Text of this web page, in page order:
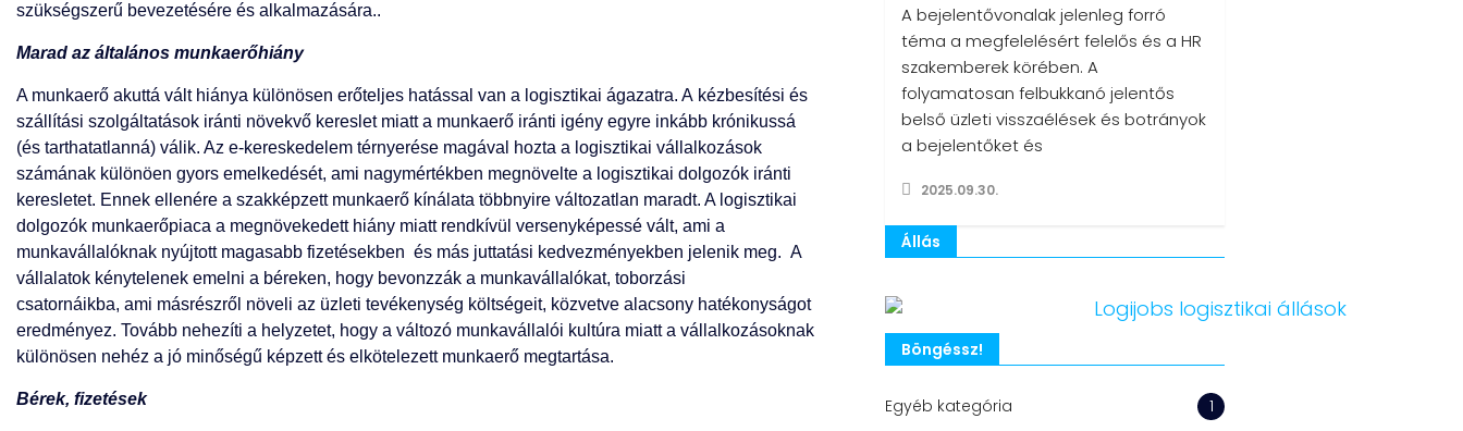
szükségszerű bevezetésére és alkalmazására..
Marad az általános munkaerőhiány
A munkaerő akuttá vált hiánya különösen erőteljes hatással van a logisztikai ágazatra. A kézbesítési és
szállítási szolgáltatások iránti növekvő kereslet miatt a munkaerő iránti igény egyre inkább krónikussá
(és tarthatatlanná) válik. Az e-kereskedelem térnyerése magával hozta a logisztikai vállalkozások
számának különöen gyors emelkedését, ami nagymértékben megnövelte a logisztikai dolgozók iránti
keresletet. Ennek ellenére a szakképzett munkaerő kínálata többnyire változatlan maradt. A logisztikai
dolgozók munkaerőpiaca a megnövekedett hiány miatt rendkívül versenyképessé vált, ami a
munkavállalóknak nyújtott magasabb fizetésekben és más juttatási kedvezményekben jelenik meg. A
vállalatok kénytelenek emelni a béreken, hogy bevonzzák a munkavállalókat, toborzási
csatornáikba, ami másrészről növeli az üzleti tevékenység költségeit, közvetve alacsony hatékonyságot
eredményez. Tovább nehezíti a helyzetet, hogy a változó munkavállalói kultúra miatt a vállalkozásoknak
különösen nehéz a jó minőségű képzett és elkötelezett munkaerő megtartása.
Bérek, fizetések
A bejelentővonalak jelenleg forró
téma a megfelelésért felelős és a HR
szakemberek körében. A
folyamatosan felbukkanó jelentős
belső üzleti visszaélések és botrányok
a bejelentőket és
2025.09.30.
Állás
Böngéssz!
Egyéb kategória
1